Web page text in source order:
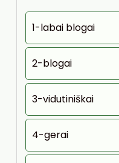
1-labai blogai
2-blogai
3-vidutiniškai
4-gerai